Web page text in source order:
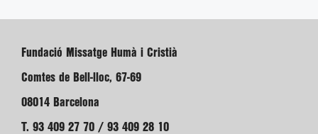
Fundació Missatge Humà i Cristià
Comtes de Bell-lloc, 67-69
08014 Barcelona
T. 93 409 27 70 / 93 409 28 10